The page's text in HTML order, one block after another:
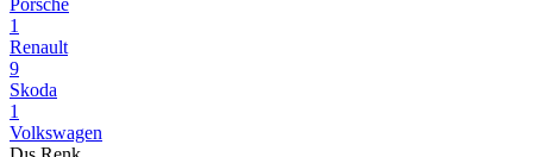
Porsche
1
Renault
9
Skoda
1
Volkswagen